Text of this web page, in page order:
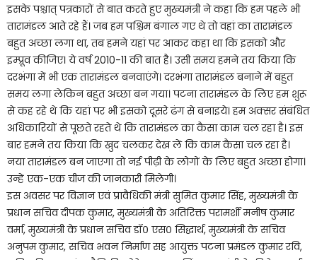
इसके पश्चात् पत्रकारों से बात करते हुए मुख्यमंत्री ने कहा कि हम पहले भी
तारामंडल आते रहे हैं। जब हम पश्चिम बंगाल गए थे तो वहां का तारामंडल
बहुत अच्छा लगा था, तब हमने यहां पर आकर कहा था कि इसको और
इम्प्रूव कीजिए। ये वर्ष 2010-11 की बात है। उसी समय हमने तय किया कि
दरभंगा में भी एक तारामंडल बनवाएंगे। दरभंगा तारामंडल बनाने में बहुत
समय लगा लेकिन बहुत अच्छा बन गया। पटना तारामंडल के लिए हम शुरू
से कह रहे थे कि यहां पर भी इसको दूसरे ढंग से बनाइये। हम अक्सर संबंधित
अधिकारियों से पूछते रहते थे कि तारामंडल का कैसा काम चल रहा है। इस
बार हमने तय किया कि खुद चलकर देख लें कि काम कैसा चल रहा है।
नया तारामंडल बन जाएगा तो नई पीढ़ी के लोगों के लिए बहुत अच्छा होगा।
उन्हें एक-एक चीज की जानकारी मिलेगी।
इस अवसर पर विज्ञान एवं प्रावैधिकी मंत्री सुमित कुमार सिंह, मुख्यमंत्री के
प्रधान सचिव दीपक कुमार, मुख्यमंत्री के अतिरिक्त परामर्शी मनीष कुमार
वर्मा, मुख्यमंत्री के प्रधान सचिव डॉ० एस० सिद्धार्थ, मुख्यमंत्री के सचिव
अनुपम कुमार, सचिव भवन निर्माण सह आयुक्त पटना प्रमंडल कुमार रवि,